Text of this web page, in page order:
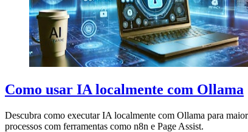
Como usar IA localmente com Ollama
Descubra como executar IA localmente com Ollama para
processos com ferramentas como n8n e Page Assist.